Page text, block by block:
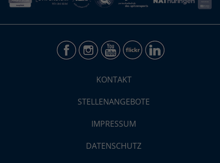
KONTAKT
STELLENANGEBOTE
IMPRESSUM
DATENSCHUTZ